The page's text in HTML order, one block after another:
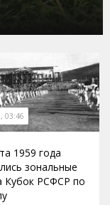
03:46
1959 года
зональные
Кубок РСФСР по